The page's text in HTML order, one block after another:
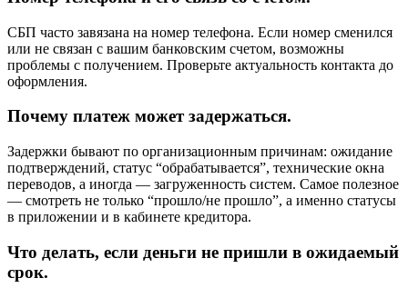
СБП часто завязана на номер телефона. Если номер сменился
или не связан с вашим банковским счетом, возможны
проблемы с получением. Проверьте актуальность контакта до
оформления.
Почему платеж может задержаться.
Задержки бывают по организационным причинам: ожидание
подтверждений, статус “обрабатывается”, технические окна
переводов, а иногда — загруженность систем. Самое полезное
— смотреть не только “прошло/не прошло”, а именно статусы
в приложении и в кабинете кредитора.
Что делать, если деньги не пришли в ожидаемый
срок.